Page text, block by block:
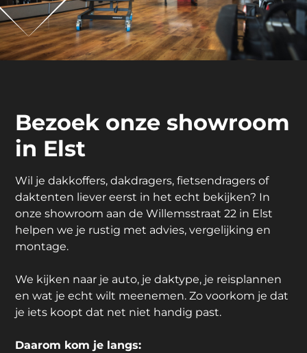
Bezoek onze showroom
in Elst
Wil je dakkoffers, dakdragers, fietsendragers of
daktenten liever eerst in het echt bekijken? In
onze showroom aan de Willemsstraat 22 in Elst
helpen we je rustig met advies, vergelijking en
montage.
We kijken naar je auto, je daktype, je reisplannen
en wat je echt wilt meenemen. Zo voorkom je dat
je iets koopt dat net niet handig past.
Daarom kom je langs: